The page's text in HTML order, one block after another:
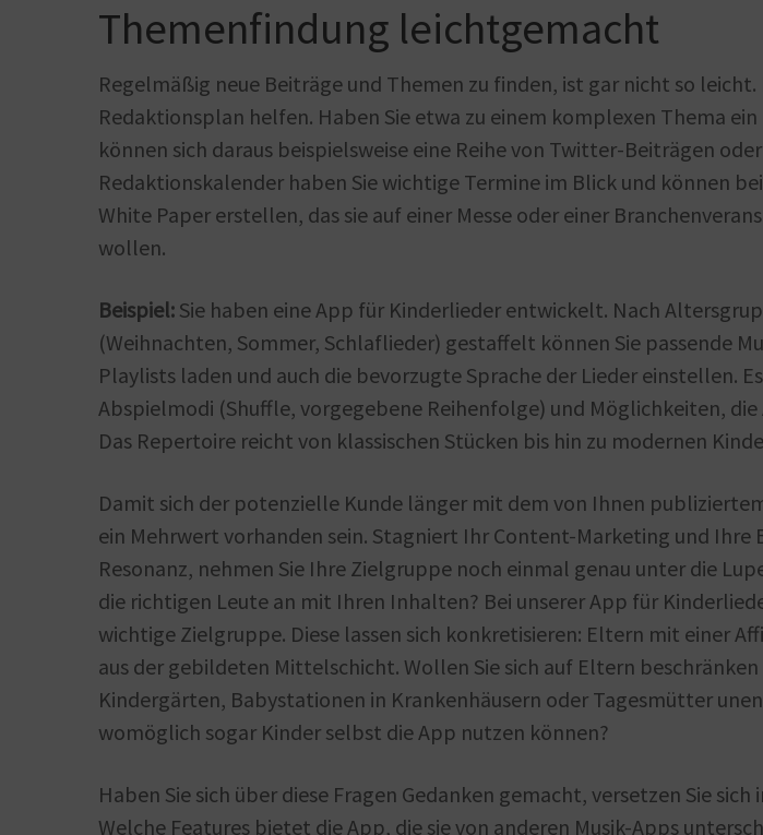
Themenfindung leichtgemacht
Regelmäßig neue Beiträge und Themen zu finden, ist gar nicht so leicht.
Redaktionsplan helfen. Haben Sie etwa zu einem komplexen Thema
können sich daraus beispielsweise eine Reihe von Twitter-Beiträgen
Redaktionskalender haben Sie wichtige Termine im Blick und können
White Paper erstellen, das sie auf einer Messe oder einer
wollen.
Beispiel: Sie haben eine App für Kinderlieder entwickelt. Nach
(Weihnachten, Sommer, Schlaflieder) gestaffelt können Sie passende
Playlists laden und auch die bevorzugte Sprache der Lieder einstellen.
Abspielmodi (Shuffle, vorgegebene Reihenfolge) und Möglichkeiten,
Das Repertoire reicht von klassischen Stücken bis hin zu modernen
Damit sich der potenzielle Kunde länger mit dem von Ihnen
ein Mehrwert vorhanden sein. Stagniert Ihr Content-Marketing und Ihre
Resonanz, nehmen Sie Ihre Zielgruppe noch einmal genau unter die
die richtigen Leute an mit Ihren Inhalten? Bei unserer App für
wichtige Zielgruppe. Diese lassen sich konkretisieren: Eltern mit einer
aus der gebildeten Mittelschicht. Wollen Sie sich auf Eltern
Kindergärten, Babystationen in Krankenhäusern oder Tagesmütter
womöglich sogar Kinder selbst die App nutzen können?
Haben Sie sich über diese Fragen Gedanken gemacht, versetzen Sie
Welche Features bietet die App, die sie von anderen Musik-Apps